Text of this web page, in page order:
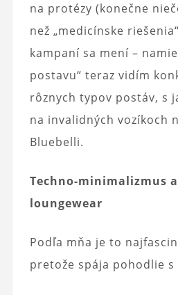
na protézy (konečne
než „medicínske
kampaní sa mení –
postavu“ teraz vidím
rôznych typov postáv, s
na invalidných vozíkoch
Bluebelli.
Techno-minimalizmus
loungewear
Podľa mňa je to
pretože spája pohodlie